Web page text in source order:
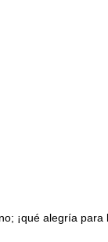
¡qué alegría